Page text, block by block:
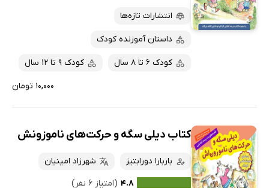
انتشارات تازه‌ها
داستان آموزنده کودک
کودک 6 تا 8 سال کودک 9 تا 12 سال
۱۰,۰۰۰ تومان
کتاب دیلی سگه و حرکت‌های ناموزونش
باربارا دورابتیز
شهرزاد امینیان
۴.۸ (امتیاز ۶ نفر)